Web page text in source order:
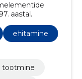
aastal.
ehitamine
tootmine